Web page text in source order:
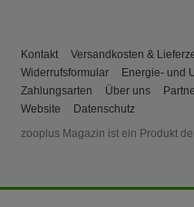
Kontakt Versandkosten &
Widerrufsformular
Energie- und
Zahlungsarten
Über uns
Website
Datenschutz
zooplus Magazin ist ein Produkt